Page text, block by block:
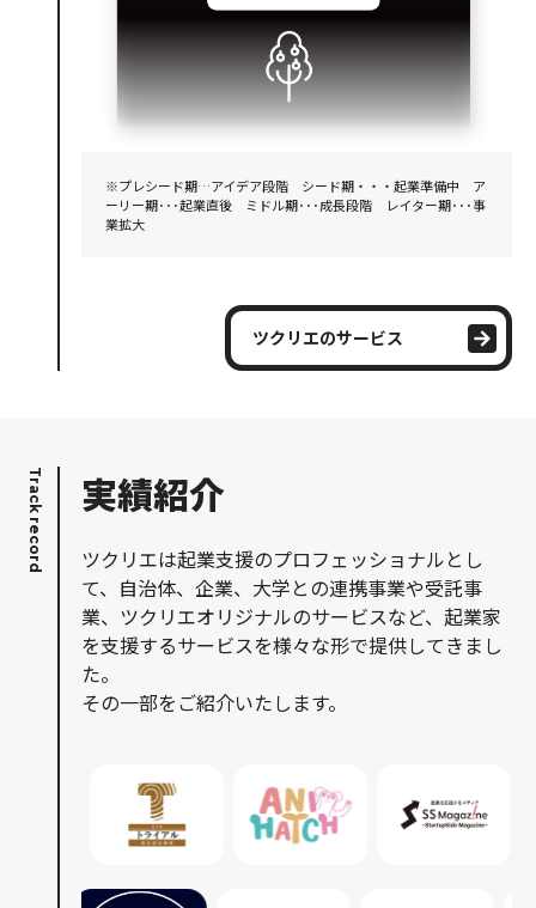
※プレシード期…アイデア段階 シード期・・・起業準備中 ア
ーリー期･･･起業直後 ミドル期･･･成長段階 レイター期･･･事
業拡大
ツクリエのサービス
Track record 実績紹介
ツクリエは起業支援のプロフェッショナルとし
て、自治体、企業、大学との連携事業や受託事
業、ツクリエオリジナルのサービスなど、起業家
を支援するサービスを様々な形で提供してきまし
た。​
その一部をご紹介いたします。